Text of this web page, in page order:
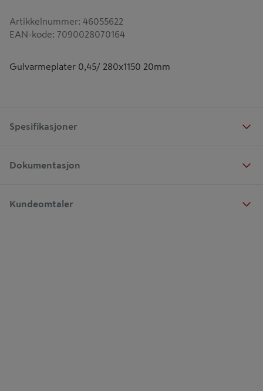
Artikkelnummer: 46055622
EAN-kode: 7090028070164
Gulvarmeplater 0,45/ 280x1150 20mm
Spesifikasjoner
Dokumentasjon
Kundeomtaler